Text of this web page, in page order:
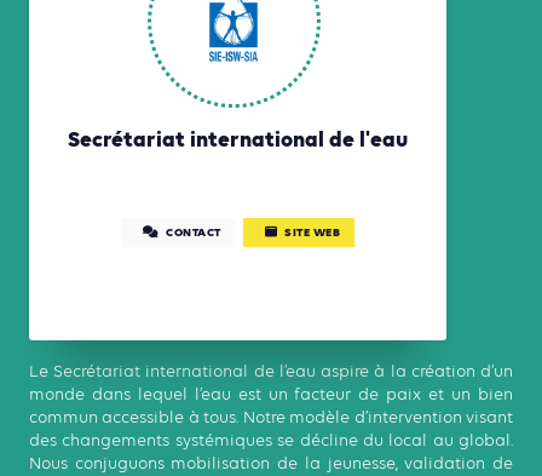
Secrétariat international de l'eau
CONTACT SITE WEB
Le Secrétariat international de l’eau aspire à la création d’un
monde dans lequel l’eau est un facteur de paix et un bien
commun accessible à tous. Notre modèle d’intervention visant
des changements systémiques se décline du local au global.
Nous conjuguons mobilisation de la jeunesse, validation de